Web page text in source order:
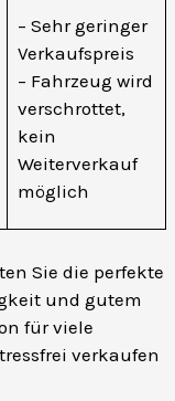
– Sehr geringer
Verkaufspreis
– Fahrzeug wird
verschrottet,
kein
Weiterverkauf
möglich
Sie die perfekte
und gutem
für viele
verkaufen